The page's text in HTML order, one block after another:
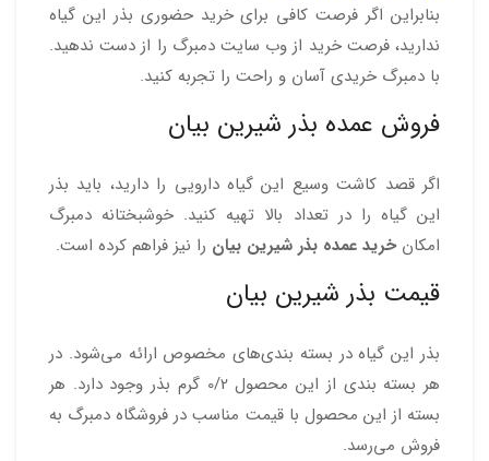
بنابراین اگر فرصت کافی برای خرید حضوری بذر این گیاه
ندارید، فرصت خرید از وب سایت دمبرگ را از دست ندهید.
با دمبرگ خریدی آسان و راحت را تجربه کنید.
فروش عمده بذر شیرین بیان
اگر قصد کاشت وسیع این گیاه دارویی را دارید، باید بذر
این گیاه را در تعداد بالا تهیه کنید. خوشبختانه دمبرگ
امکانخرید عمده بذر شیرین بیان را نیز فراهم کرده است.
قیمت بذر شیرین بیان
بذر این گیاه در بسته بندی‌های مخصوص ارائه می‌شود. در
هر بسته بندی از این محصول 0/2 گرم بذر وجود دارد. هر
بسته از این محصول با قیمت مناسب در فروشگاه دمبرگ به
فروش می‌رسد.